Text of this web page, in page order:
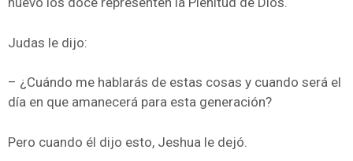
Judas le dijo:
– ¿Cuándo me hablarás de estas cosas y cuando será el
día en que amanecerá para esta generación?
Pero cuando él dijo esto, Jeshua le dejó.